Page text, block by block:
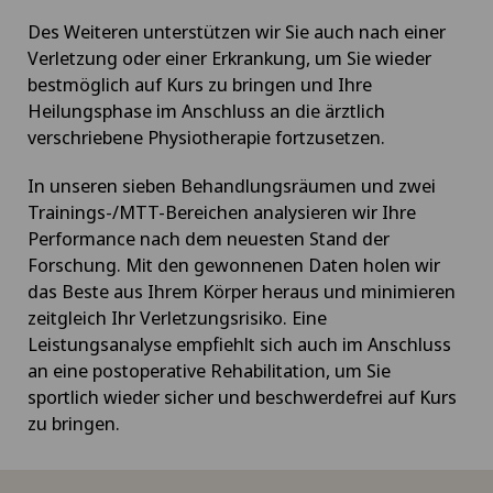
Des Weiteren unterstützen wir Sie auch nach einer
Verletzung oder einer Erkrankung, um Sie wieder
bestmöglich auf Kurs zu bringen und Ihre
Heilungsphase im Anschluss an die ärztlich
verschriebene Physiotherapie fortzusetzen.
In unseren sieben Behandlungsräumen und zwei
Trainings-/MTT-Bereichen analysieren wir Ihre
Performance nach dem neuesten Stand der
Forschung. Mit den gewonnenen Daten holen wir
das Beste aus Ihrem Körper heraus und minimieren
zeitgleich Ihr Verletzungsrisiko. Eine
Leistungsanalyse empfiehlt sich auch im Anschluss
an eine postoperative Rehabilitation, um Sie
sportlich wieder sicher und beschwerdefrei auf Kurs
zu bringen.